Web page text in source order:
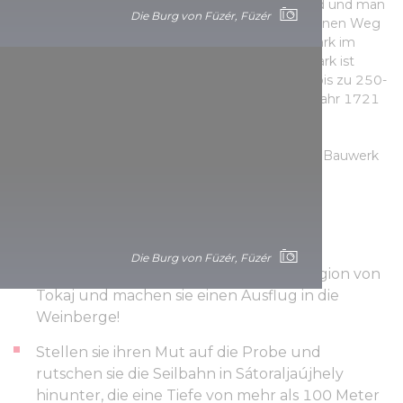
Die Burg von Füzér, Füzér
Die Burg von Füzér, Füzér
und sein Flair. Der Englische Garten ist hinreißend und man
kann mehrere Stunden spazieren gehen, ohne einen Weg
zweimal zu betreten. Es ist auch möglich, den Park im
Rahmen einer Führung kennen zu lernen. Der Park ist
berühmt für seine Baumriesen. Hier können wir bis zu 250-
300 Jahre alte Eichen, Hainbuchen und den im Jahr 1721
Das nach den Plänen von Miklós Ybl umgebaute Bauwerk
Erleben sie die Atmosphäre der Weinregion von
Tokaj und machen sie einen Ausflug in die
Weinberge!
Stellen sie ihren Mut auf die Probe und
rutschen sie die Seilbahn in Sátoraljaújhely
hinunter, die eine Tiefe von mehr als 100 Meter